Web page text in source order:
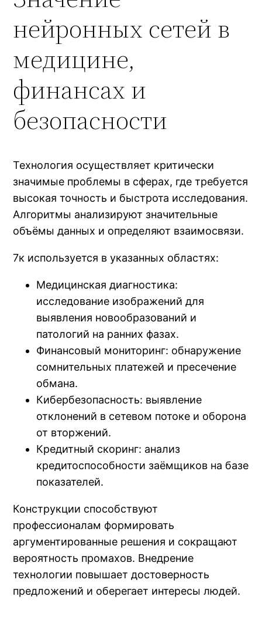
нейронных сетей в
медицине,
финансах и
безопасности
Технология осуществляет критически
значимые проблемы в сферах, где требуется
высокая точность и быстрота исследования.
Алгоритмы анализируют значительные
объёмы данных и определяют взаимосвязи.
7к используется в указанных областях:
Медицинская диагностика:
исследование изображений для
выявления новообразований и
патологий на ранних фазах.
Финансовый мониторинг: обнаружение
сомнительных платежей и пресечение
обмана.
Кибербезопасность: выявление
отклонений в сетевом потоке и оборона
от вторжений.
Кредитный скоринг: анализ
кредитоспособности заёмщиков на базе
показателей.
Конструкции способствуют
профессионалам формировать
аргументированные решения и сокращают
вероятность промахов. Внедрение
технологии повышает достоверность
предложений и оберегает интересы людей.